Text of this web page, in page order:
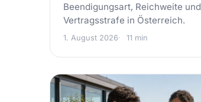
Beendigungsart, Reichweite und
Vertragsstrafe in Österreich.
1. August 2026 11 min